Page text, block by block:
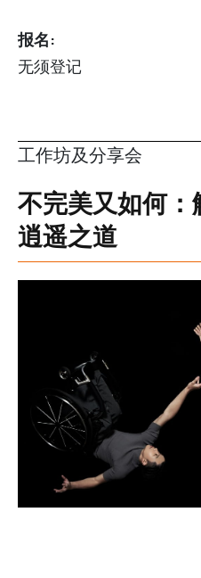
报名:
无须登记
不完美又如何
逍遥之道
工作坊及分享会